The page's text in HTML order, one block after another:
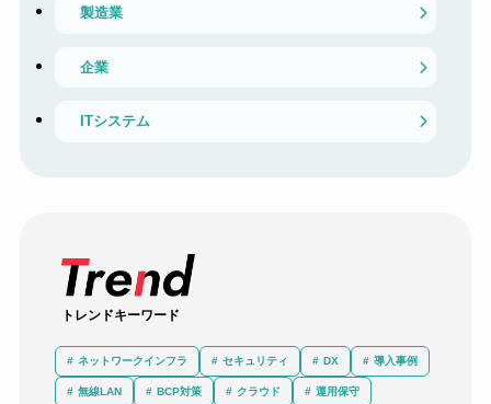
製造業
企業
ITシステム
トレンドキーワード
ネットワークインフラ セキュリティ DX 導入事例
無線LAN BCP対策 クラウド 運用保守